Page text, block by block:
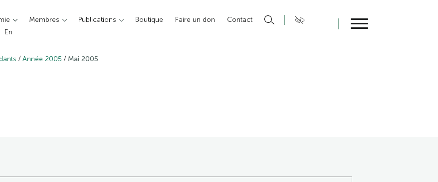
Membres Publications Boutique Faire un don
Contact
En
/Année 2005 / Mai 2005